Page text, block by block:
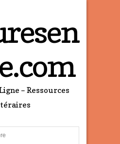
– Ressources